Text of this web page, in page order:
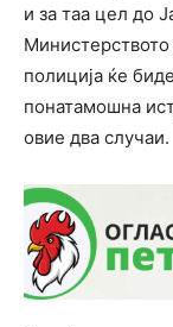
и за таа цел до
полиција ќе
понатамошна
овие два случаи.